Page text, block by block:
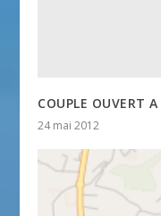
COUPLE OUVERT
24 mai 2012